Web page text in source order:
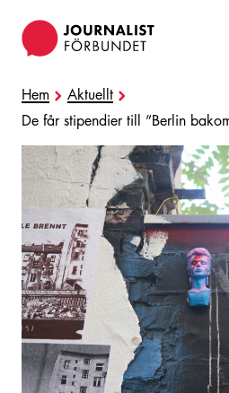
Hem
Aktuellt
De får stipendier till ”Berlin